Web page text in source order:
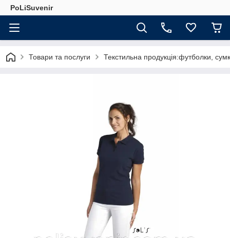
PoLiSuvenir
Товари та послуги Текстильна продукція:футболки,